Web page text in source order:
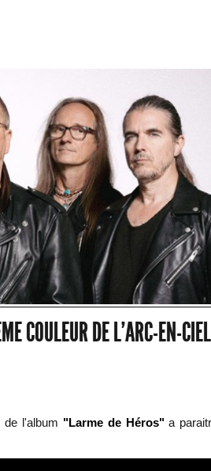
COULEUR DE L'ARC-EN-
de l'album "Larme de Héros"a